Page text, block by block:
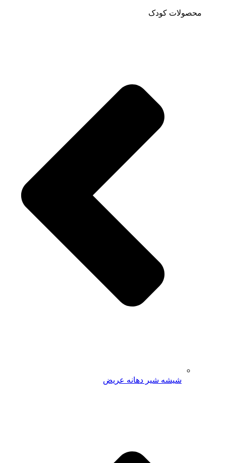
محصولات کودک
شیشه شیر دهانه عریض